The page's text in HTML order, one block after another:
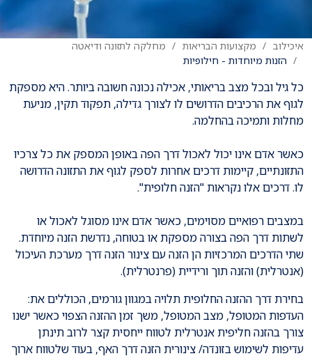
איכילוב מקצועות הבריאות
מחלקה לתזונה ודיאטה
הזנות מיוחדות - חילופיות
כל גיל ובכל מצב בריאותי, אכילה נכונה חשובה ביותר. היא מספקת
לגוף את הרכיבים הדרושים לו לצורך גדילה, תפקוד תקין, מניעת
מחלות ותמיכה בהחלמה.
כאשר אדם אינו יכול לאכול דרך הפה באופן המספק את כל צרכיו
התזונתיים, קיימות דרכים אחרות לספק לגוף את התזונה הדרושה
לו. דרכים אלו נקראות "הזנה חלופית".
במצבים רפואיים מסוימים, כאשר אדם אינו מסוגל לאכול או
לשתות דרך הפה בצורה מספקת או בטוחה, נדרשת הזנה מיוחדת.
שתי הדרכים המרכזיות הן הזנה עם צינור הזנה דרך מערכת העיכול
(אנטרלית) והזנה תוך ורידיית (פרנטרלית).
בחירת דרך ההזנה החלופית תלויה במגוון גורמים, הכוללים את:
העדפות המטופל, מצב המטופל, משך זמן ההזנה הצפוי כאשר ישנו
צורך בהזנה חליפית אנטרלית לטווח ייחסית קצר לרוב תינתן
עדיפות לשימוש בזונדה/ צינורית הזנה דרך האף, בעוד שלטווח ארוך